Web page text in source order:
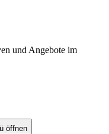
und Angebote im
öffnen